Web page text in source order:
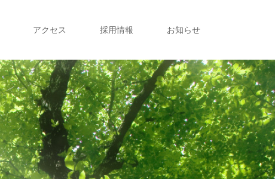
アクセス 採用情報 お知らせ